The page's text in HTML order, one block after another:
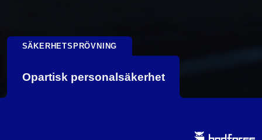
SÄKERHETS­PRÖVNING
Opartisk personalsäkerhet